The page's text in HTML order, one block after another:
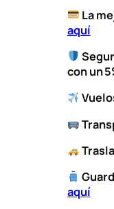
La
aquí
con un
​
​
aquí